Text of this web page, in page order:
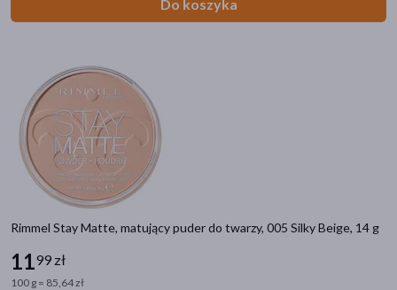
Do koszyka
Rimmel Stay Matte, matujący puder do twarzy, 005 Silky Beige, 14 g
1199 zł
100 g = 85,64 zł
Produkt naturalny
Dla alergików
(927)
Koreańskie(786)
Bez substancji zapachowych
pokaż więcej